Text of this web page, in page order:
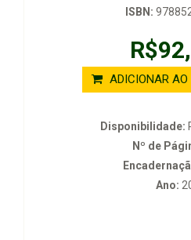
ISBN:
ADICIONAR AO
Disponibilidade:
Nº de
Ano: